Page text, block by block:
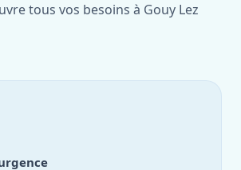
tous vos besoins à Gouy Lez